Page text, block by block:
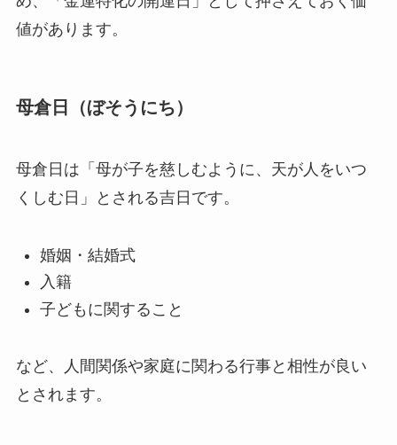
値があります。
母倉日（ぼそうにち）
母倉日は「母が子を慈しむように、天が人をいつ
くしむ日」とされる吉日です。
婚姻・結婚式
入籍
子どもに関すること
など、人間関係や家庭に関わる行事と相性が良い
とされます。